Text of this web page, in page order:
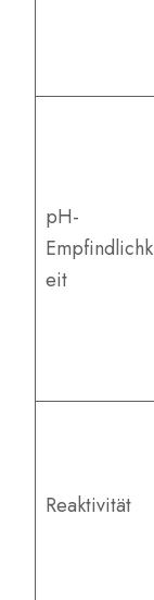
pH-
Empfindlichk
eit
Reaktivität